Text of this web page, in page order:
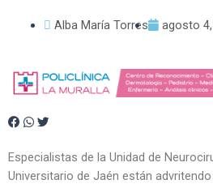
Alba María Torres agosto
Especialistas de la Unidad de
Universitario de Jaén están